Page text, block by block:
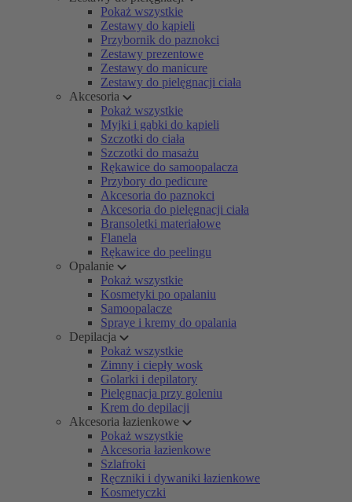
Pokaż wszystkie
Zestawy do kąpieli
Przybornik do paznokci
Zestawy prezentowe
Zestawy do manicure
Zestawy do pielęgnacji ciała
Akcesoria
Pokaż wszystkie
Myjki i gąbki do kąpieli
Szczotki do ciała
Szczotki do masażu
Rękawice do samoopalacza
Przybory do pedicure
Akcesoria do paznokci
Akcesoria do pielęgnacji ciała
Bransoletki materiałowe
Flanela
Rękawice do peelingu
Opalanie
Pokaż wszystkie
Kosmetyki po opalaniu
Samoopalacze
Spraye i kremy do opalania
Depilacja
Pokaż wszystkie
Zimny i ciepły wosk
Golarki i depilatory
Pielęgnacja przy goleniu
Krem do depilacji
Akcesoria łazienkowe
Pokaż wszystkie
Akcesoria łazienkowe
Szlafroki
Ręczniki i dywaniki łazienkowe
Kosmetyczki